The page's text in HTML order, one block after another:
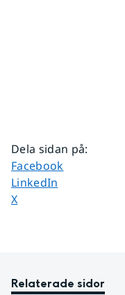
Dela sidan på:
Dela sidan på
Facebook
Dela sidan på
LinkedIn
Dela sidan på
X
Relaterade sidor